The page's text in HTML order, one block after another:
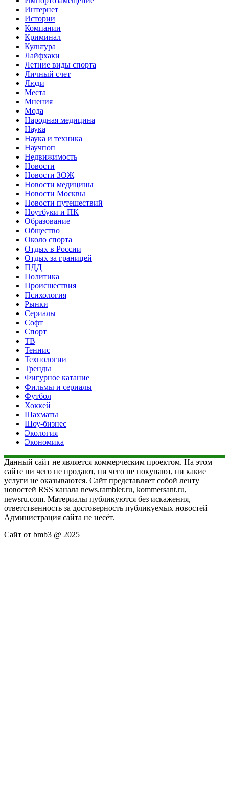
Интернет
Истории
Компании
Криминал
Культура
Лайфхаки
Летние виды спорта
Личный счет
Люди
Места
Мнения
Мода
Народная медицина
Наука
Наука и техника
Научпоп
Недвижимость
Новости
Новости ЗОЖ
Новости медицины
Новости Москвы
Новости путешествий
Ноутбуки и ПК
Образование
Общество
Около спорта
Отдых в России
Отдых за границей
ПДД
Политика
Происшествия
Психология
Рынки
Сериалы
Софт
Спорт
ТВ
Теннис
Технологии
Тренды
Фигурное катание
Фильмы и сериалы
Футбол
Хоккей
Шахматы
Шоу-бизнес
Экология
Экономика
Данный сайт не является коммерческим проектом. На этом
сайте ни чего не продают, ни чего не покупают, ни какие
услуги не оказываются. Сайт представляет собой ленту
новостей RSS канала news.rambler.ru, kommersant.ru,
newsru.com. Материалы публикуются без искажения,
ответственность за достоверность публикуемых новостей
Администрация сайта не несёт.
Сайт от bmb3 @ 2025